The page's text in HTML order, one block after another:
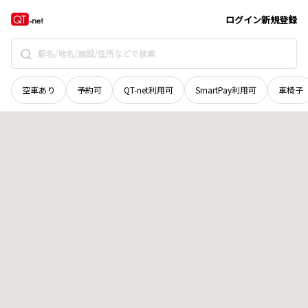
ログイン新規登録
空車あり 予約可 QT-net利用可 SmartPay利用可 車椅子
和歌山県